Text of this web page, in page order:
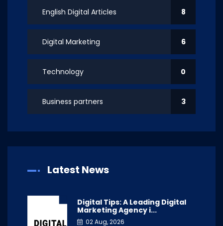
English Digital Articles 8
Digital Marketing 6
Technology 0
Business partners 3
Latest News
Digital Tips: A Leading Digital
Marketing Agency i...
02 Aug, 2026